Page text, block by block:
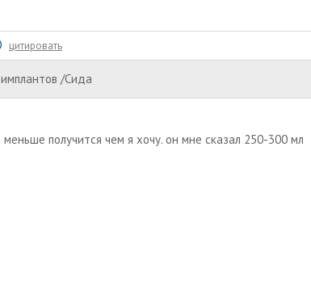
цитировать
/Сида
получится чем я хочу. он мне сказал 250-300 мл